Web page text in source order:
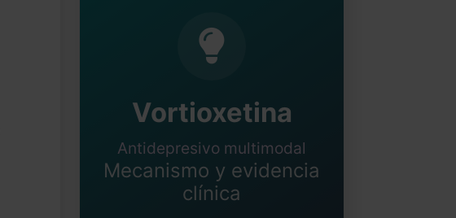
Vortioxetina
Antidepresivo multimodal
Mecanismo y evidencia
clínica